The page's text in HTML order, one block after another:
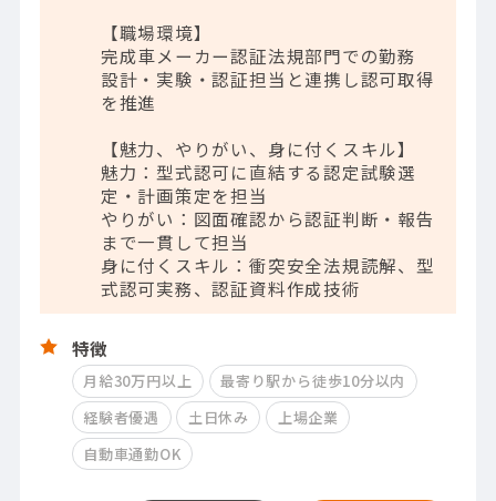
【職場環境】
完成車メーカー認証法規部門での勤務
設計・実験・認証担当と連携し認可取得
を推進
【魅力、やりがい、身に付くスキル】
魅力：型式認可に直結する認定試験選
定・計画策定を担当
やりがい：図面確認から認証判断・報告
まで一貫して担当
身に付くスキル：衝突安全法規読解、型
式認可実務、認証資料作成技術
特徴
月給30万円以上
最寄り駅から徒歩10分以内
経験者優遇
土日休み
上場企業
自動車通勤OK